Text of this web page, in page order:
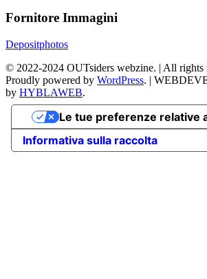
Fornitore Immagini
Depositphotos
© 2022-2024 OUTsiders webzine. | All rights
Proudly powered by WordPress. |
by HYBLAWEB.
Informativa sulla raccolta
Le tue preferenze relative